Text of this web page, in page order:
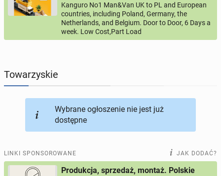
USŁUGI 165ogłoszeń online
MOTORYZACJA 12ogłoszeń online
Kanguro No1 Man&Van UK to PL and European
countries, including Poland, Germany, the
Netherlands, and Belgium. Door to Door, 6 Days a
week. Low Cost,Part Load
Towarzyskie
Wybrane ogłoszenie nie jest już
dostępne
LINKI SPONSOROWANE JAK DODAĆ?
Produkcja, sprzedaż, montaż. Polskie